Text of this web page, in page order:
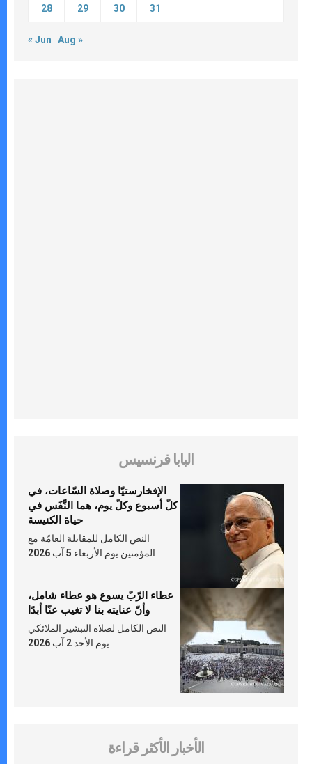
28 29 30 31
« Jun Aug »
البابا فرنسيس
الإفخارستيّا وصلاة السّاعات، في
كلّ أسبوع وكلّ يوم، هما النَّفَس في
حياة الكنيسة
النص الكامل للمقابلة العامّة مع
المؤمنين يوم الأربعاء 5 آب 2026
عطاء الرّبّ يسوع هو عطاء شامل،
وأنّ عنايته بنا لا تغيب عنّا أبدًا
النص الكامل لصلاة التبشير الملائكي
يوم الأحد 2 آب 2026
الأخبار الأكثر قراءة